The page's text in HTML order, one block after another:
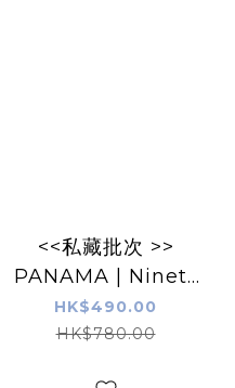
<<私藏批次 >>
PANAMA | Ninety
Plus Gesha Estates
| 2XXX | Nature
HK$490.00
HK$780.00